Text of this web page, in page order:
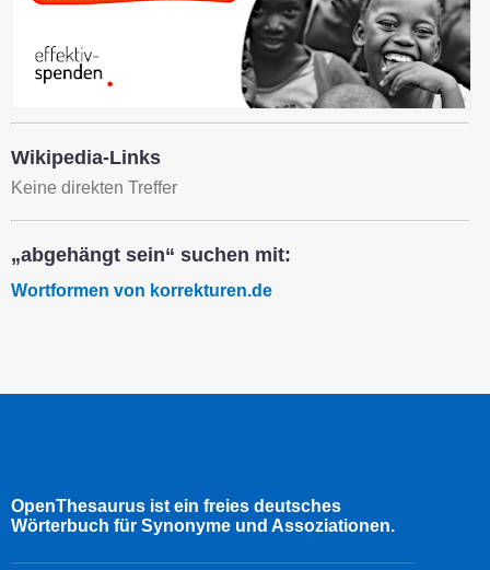
Wikipedia-Links
Keine direkten Treffer
„abgehängt sein“ suchen mit:
Wortformen von korrekturen.de
OpenThesaurus ist ein freies deutsches
Wörterbuch für Synonyme und Assoziationen.